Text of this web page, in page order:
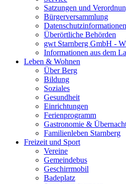
Satzungen und
Bürgerversammlung
Datenschutzinformationen
Überörtliche Behörden
gwt Starnberg GmbH -
Informationen aus dem
Leben & Wohnen
Über Berg
Bildung
Soziales
Gesundheit
Einrichtungen
Ferienprogramm
Gastronomie &
Familienleben Starnberg
Freizeit und Sport
Vereine
Gemeindebus
Geschirrmobil
Badeplatz